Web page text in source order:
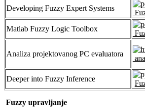
Developing Fuzzy Expert Systems
Matlab Fuzzy Logic Toolbox
Analiza projektovanog PC evaluatora
Deeper into Fuzzy Inference
Fuzzy upravljanje